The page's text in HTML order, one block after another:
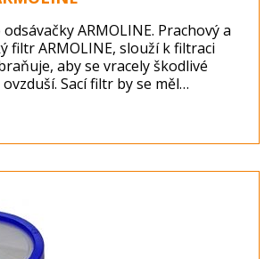
odsávačky ARMOLINE. Prachový a
filtr ARMOLINE, slouží k filtraci
aby se vracely škodlivé
Sací filtr by se měl
kontrolovat a vyměnit za nový,
(změní barvu).
je skladem ...